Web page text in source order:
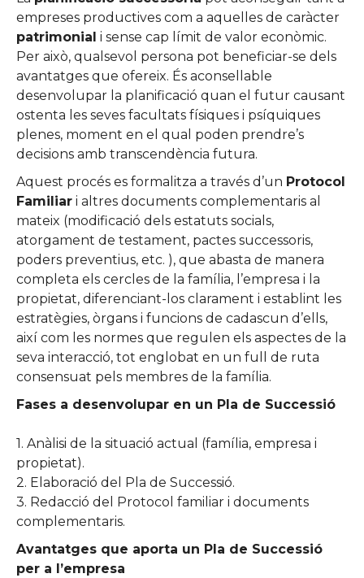
empreses productives com a aquelles de caràcter
patrimonial i sense cap límit de valor econòmic.
Per això, qualsevol persona pot beneficiar-se dels
avantatges que ofereix. És aconsellable
desenvolupar la planificació quan el futur causant
ostenta les seves facultats físiques i psíquiques
plenes, moment en el qual poden prendre’s
decisions amb transcendència futura.
Aquest procés es formalitza a través d’un Protocol
Familiar i altres documents complementaris al
mateix (modificació dels estatuts socials,
atorgament de testament, pactes successoris,
poders preventius, etc. ), que abasta de manera
completa els cercles de la família, l’empresa i la
propietat, diferenciant-los clarament i establint les
estratègies, òrgans i funcions de cadascun d’ells,
així com les normes que regulen els aspectes de la
seva interacció, tot englobat en un full de ruta
consensuat pels membres de la família.
Fases a desenvolupar en un Pla de Successió
1. Anàlisi de la situació actual (família, empresa i
propietat).
2. Elaboració del Pla de Successió.
3. Redacció del Protocol familiar i documents
complementaris.
Avantatges que aporta un Pla de Successió
per a l’empresa